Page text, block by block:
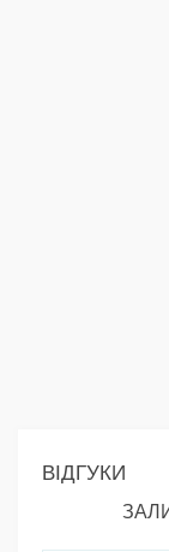
ВІДГУКИ